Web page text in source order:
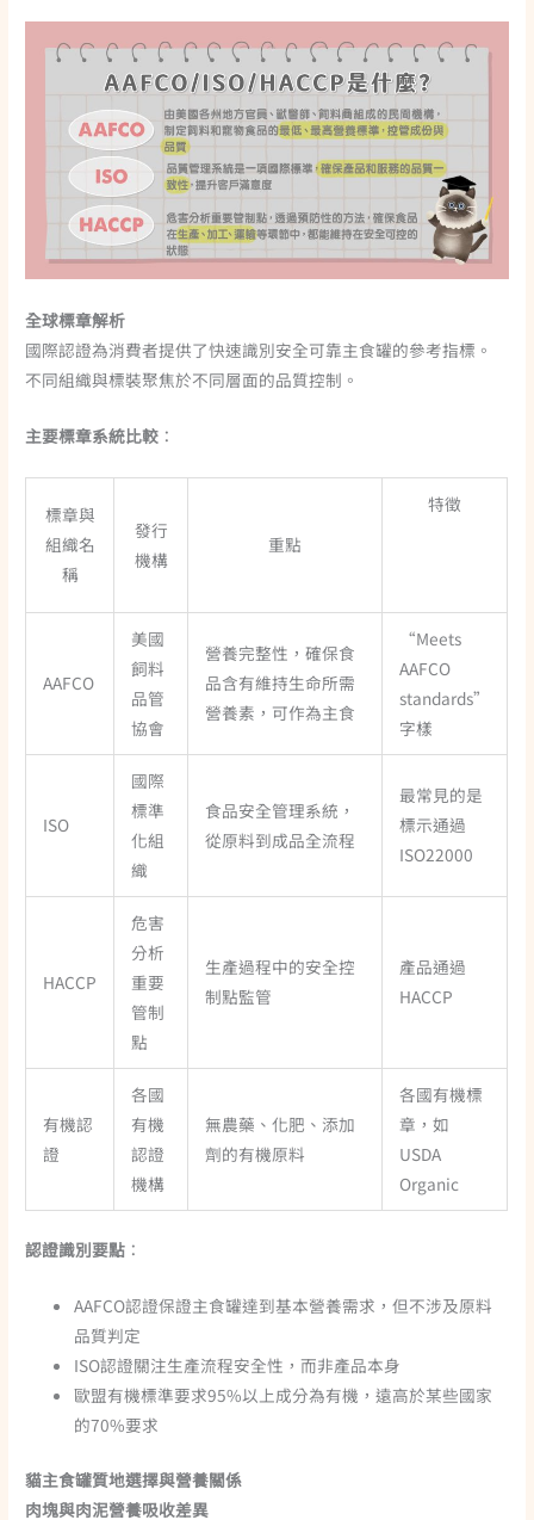
全球標章解析
國際認證為消費者提供了快速識別安全可靠主食罐的參考指標。
不同組織與標裝聚焦於不同層面的品質控制。
主要標章系統比較 ：
標章與
組織名
稱
發行
機構
重點
特徵
AAFCO
美國
飼料
品管
協會
營養完整性，確保食
品含有維持生命所需
營養素，可作為主食
“Meets
AAFCO
standards”
字樣
ISO
國際
標準
化組
織
食品安全管理系統，
從原料到成品全流程
最常見的是
標示通過
ISO22000
HACCP
危害
分析
重要
管制
點
生產過程中的安全控
制點監管
產品通過
HACCP
有機認
證
各國
有機
認證
機構
無農藥、化肥、添加
劑的有機原料
各國有機標
章，如
USDA
Organic
認證識別要點 ：
AAFCO認證保證主食罐達到基本營養需求，但不涉及原料
品質判定
ISO認證關注生產流程安全性，而非產品本身
歐盟有機標準要求95%以上成分為有機，遠高於某些國家
的70%要求
貓主食罐質地選擇與營養關係
肉塊與肉泥營養吸收差異